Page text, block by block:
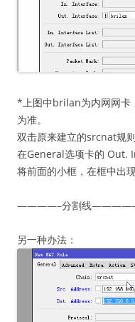
*上图中brilan为内网网卡
为准。
双击原来建立的srcnat规
在General选项卡的 Out.
将前面的小框，在框中出
————–分割线
另一种办法：